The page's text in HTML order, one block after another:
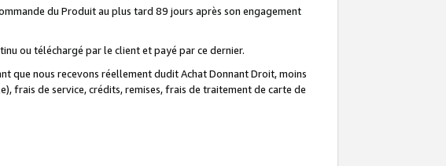
du Produit au plus tard 89 jours après son engagement
ou téléchargé par le client et payé par ce dernier.
que nous recevons réellement dudit Achat Donnant Droit, moins
frais de service, crédits, remises, frais de traitement de carte de